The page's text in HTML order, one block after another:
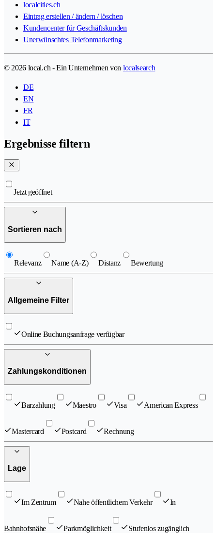
localcities.ch
Eintrag erstellen / ändern / löschen
Kundencenter für Geschäftskunden
Unerwünschtes Telefonmarketing
© 2026 local.ch - Ein Unternehmen von localsearch
DE
EN
FR
IT
Ergebnisse filtern
Jetzt geöffnet
Sortieren nach
Relevanz Name (A-Z) Distanz Bewertung
Allgemeine Filter
Online Buchungsanfrage verfügbar
Zahlungskonditionen
Barzahlung Maestro Visa American Express
Mastercard Postcard Rechnung
Lage
Im Zentrum Nahe öffentlichem Verkehr In
Bahnhofsnähe Parkmöglichkeit Stufenlos zugänglich